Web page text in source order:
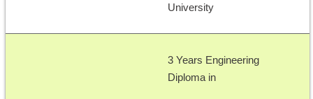
University
3 Years Engineering
Diploma in